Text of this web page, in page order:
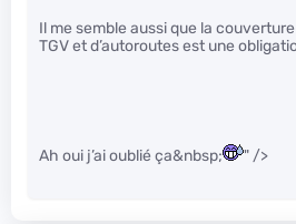
Il me semble aussi que la
TGV et d’autoroutes est une
Ah oui j’ai oublié ça&nbsp; " />